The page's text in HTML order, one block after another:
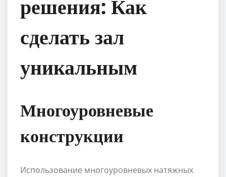
решения: Как
сделать зал
уникальным
Многоуровневые
конструкции
Использование многоуровневых натяжных